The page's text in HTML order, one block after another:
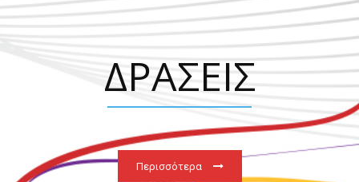
ΔΡΑΣΕΙΣ
Περισσότερα